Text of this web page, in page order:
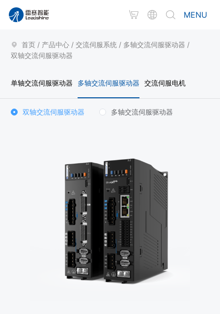
MENU
首页 / 产品中心 / 交流伺服系统 / 多轴交流伺服驱动器 /
双轴交流伺服驱动器
单轴交流伺服驱动器 多轴交流伺服驱动器 交流伺服电机
双轴交流伺服驱动器 多轴交流伺服驱动器